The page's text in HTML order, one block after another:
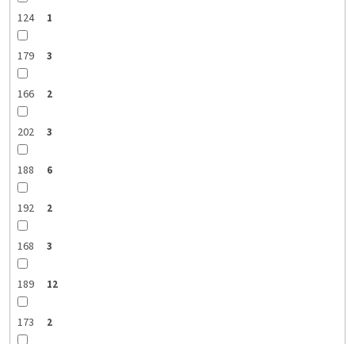
124 1
179 3
166 2
202 3
188 6
192 2
168 3
189 12
173 2